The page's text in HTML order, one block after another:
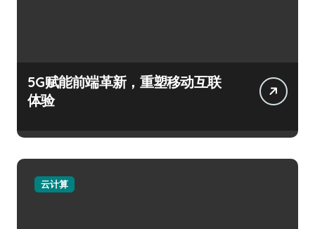
5G赋能前端革新，重塑移动互联
体验
云计算